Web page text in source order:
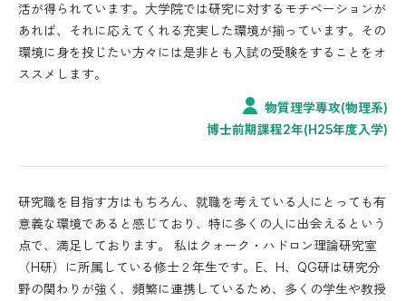
活が得られています。大学院では研究に対するモチベーションが
あれば、それに応えてくれる充実した環境が揃っています。その
環境に身を投じたい方々には是非とも入試の受験をすることをオ
ススメします。
物質理学専攻(物理系)
博士前期課程2年(H25年度入学)
研究職を目指す方はもちろん、就職を考えている人にとっても有
意義な環境であると感じており、特に多くの人に出会えるという
点で、満足しております。 私はクォーク・ハドロン理論研究室
（H研）に所属している修士２年生です。E、H、QG研は研究分
野の関わりが強く、頻繁に連携しているため、多くの学生や教授